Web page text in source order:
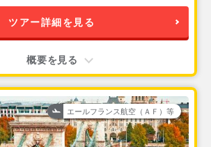
ツアー詳細を見る
概要を見る
エールフランス航空（ＡＦ）等